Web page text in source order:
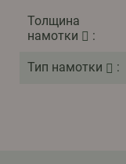
Толщина
намотки
:
Тип намотки :